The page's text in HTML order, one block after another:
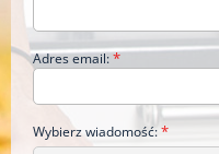
Adres email:*
Wybierz wiadomość:*